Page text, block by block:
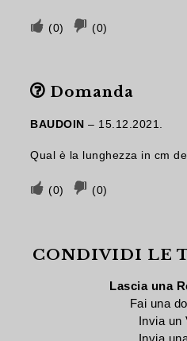
Voto
il
contributo
stato
utile
(0)
Voto
il
contributo
è
utile
(0)
Domanda
BAUDOIN – 15.12.2021.
Qual è la lunghezza in cm
Voto
il
(0)
Voto
il
contributo
(0)
CONDIVIDI LE
Lascia una
Fai una
Invia un